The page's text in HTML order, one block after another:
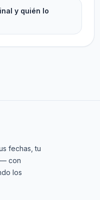
y quién lo
fechas, tu
— con
los